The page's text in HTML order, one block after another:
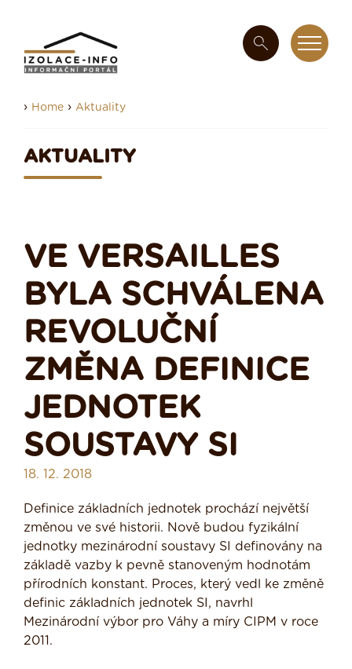
› Home › Aktuality
AKTUALITY
VE VERSAILLES
BYLA SCHVÁLENA
REVOLUČNÍ
ZMĚNA DEFINICE
JEDNOTEK
SOUSTAVY SI
18. 12. 2018
Definice základních jednotek prochází největší
změnou ve své historii. Nově budou fyzikální
jednotky mezinárodní soustavy SI definovány na
základě vazby k pevně stanoveným hodnotám
přírodních konstant. Proces, který vedl ke změně
definic základních jednotek SI, navrhl
Mezinárodní výbor pro Váhy a míry CIPM v roce
2011.